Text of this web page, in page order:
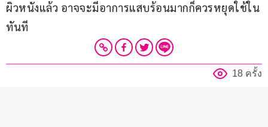
ผิวหนังแล้ว อาจจะมีอาการแสบร้อนมากก็ควรหยุดใช้ใน
ทันที
18 ครั้ง